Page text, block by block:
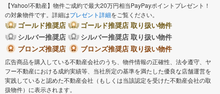
【Yahoo!不動産】物件ご成約で最大20万円相当PayPayポイントプレゼント！
の対象物件です。詳細はプレゼント詳細をご覧ください。
ゴールド推奨店
ゴールド推奨店 取り扱い物件
シルバー推奨店
シルバー推奨店 取り扱い物件
ブロンズ推奨店
ブロンズ推奨店 取り扱い物件
広告商品を購入している不動産会社のうち、物件情報の正確性、法令遵守、ヤ
フー不動産における成約実績等、当社所定の基準を満たした優良な店舗運営を
実践していると認めた不動産会社（もしくは当該認定を受けた不動産会社の取
扱物件）に表示されます。